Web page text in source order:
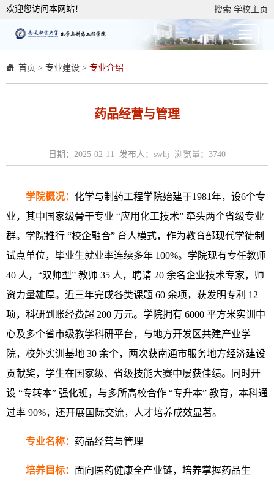
欢迎您访问本网站！ 搜索 学校主页
首页 > 专业建设 > 专业介绍
药品经营与管理
日期：2025-02-11 发布人：swhj 浏览量： 3740
学院概况： 化学与制药工程学院始建于1981年，设6个专
业，其中国家级骨干专业 “应用化工技术” 牵头两个省级专业
群。学院推行 “校企融合” 育人模式，作为教育部现代学徒制
试点单位，毕业生就业率连续多年 100%。学院现有专任教师
40 人，“双师型” 教师 35 人，聘请 20 余名企业技术专家，师
资力量雄厚。近三年完成各类课题 60 余项，获发明专利 12
项，科研到账经费超 200 万元。学院拥有 6000 平方米实训中
心及多个省市级教学科研平台，与地方开发区共建产业学
院，校外实训基地 30 余个，两次获南通市服务地方经济建设
贡献奖，学生在国家级、省级技能大赛中屡获佳绩。同时开
设 “专转本” 强化班，与多所高校合作 “专升本” 教育，本科通
过率 90%，还开展国际交流，人才培养成效显著。
专业名称： 药品经营与管理
培养目标： 面向医药健康全产业链，培养掌握药品生